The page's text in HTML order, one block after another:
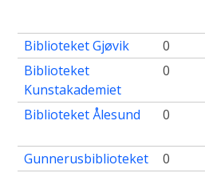
Biblioteket Gjøvik 0
Biblioteket
Kunstakademiet
0
Biblioteket Ålesund 0
Gunnerusbiblioteket 0